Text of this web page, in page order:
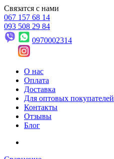
Связатся с нами
067 157 68 14
093 508 29 84
0970002314
О нас
Оплата
Доставка
Для оптовых покупателей
Контакты
Отзывы
Блог